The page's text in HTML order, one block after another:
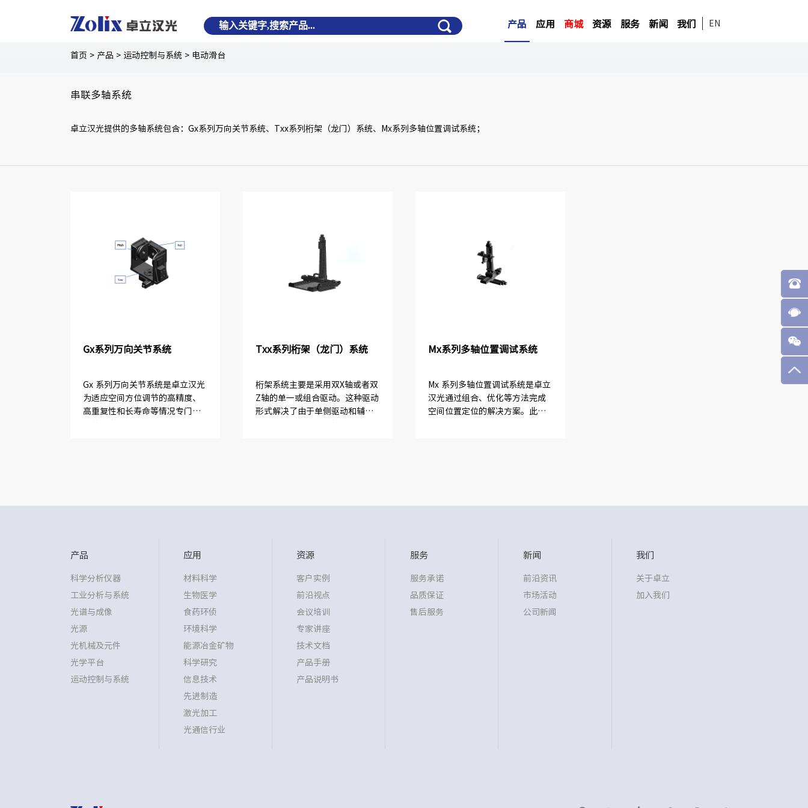
产品 应用 商城 资源 服务 新闻 我们 EN
首页 > 产品 > 运动控制与系统 > 电动滑台
串联多轴系统
卓立汉光提供的多轴系统包含：Gx系列万向关节系统、Txx系列桁架（龙门）系统、Mx系列多轴位置调试系统；
Gx系列万向关节系统
Gx 系列万向关节系统是卓立汉光
为适应空间方位调节的高精度、
高重复性和长寿命等情况专门设
Txx系列桁架（龙门）系统
桁架系统主要是采用双X轴或者双
Z轴的单一或组合驱动。这种驱动
形式解决了由于单侧驱动和辅助
Mx系列多轴位置调试系统
Mx 系列多轴位置调试系统是卓立
汉光通过组合、优化等方法完成
空间位置定位的解决方案。此系
产品
科学分析仪器
工业分析与系统
光谱与成像
光源
光机械及元件
光学平台
运动控制与系统
应用
材料科学
生物医学
食药环侦
环境科学
能源冶金矿物
科学研究
信息技术
先进制造
激光加工
光通信行业
资源
客户实例
前沿视点
会议培训
专家讲座
技术文档
产品手册
产品说明书
服务
服务承诺
品质保证
售后服务
新闻
前沿资讯
市场活动
公司新闻
我们
关于卓立
加入我们